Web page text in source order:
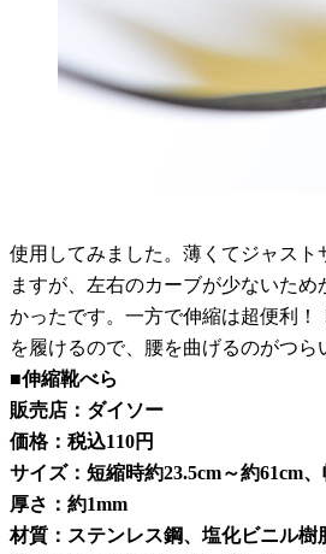
使用してみました。薄くてジャスト
ますが、左右のカーブが少ないた
かったです。一方で伸縮は超便利！
を履けるので、腰を曲げるのがつら
■伸縮靴べら
販売店：ダイソー
価格：税込110円
サイズ：短縮時約23.5cm～約61cm、
厚さ：約1mm
材質：ステンレス鋼、塩化ビニル樹